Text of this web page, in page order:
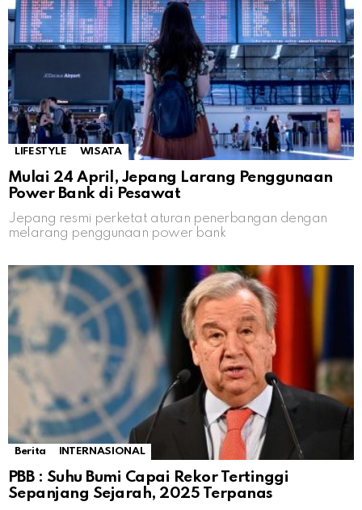
LIFESTYLE WISATA
Mulai 24 April, Jepang Larang Penggunaan
Power Bank di Pesawat
Jepang resmi perketat aturan penerbangan dengan
melarang penggunaan power bank
Berita INTERNASIONAL
PBB : Suhu Bumi Capai Rekor Tertinggi
Sepanjang Sejarah, 2025 Terpanas